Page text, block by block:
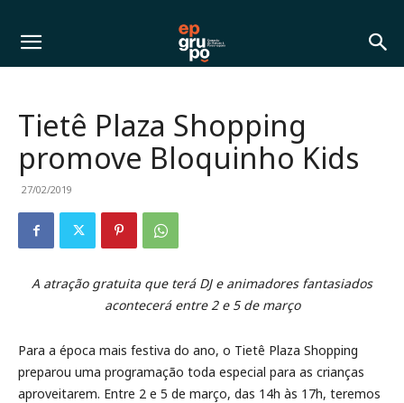
Tietê Plaza Shopping
promove Bloquinho Kids
27/02/2019
A atração gratuita que terá DJ e animadores fantasiados
acontecerá entre 2 e 5 de março
Para a época mais festiva do ano, o Tietê Plaza Shopping
preparou uma programação toda especial para as crianças
aproveitarem. Entre 2 e 5 de março, das 14h às 17h, teremos